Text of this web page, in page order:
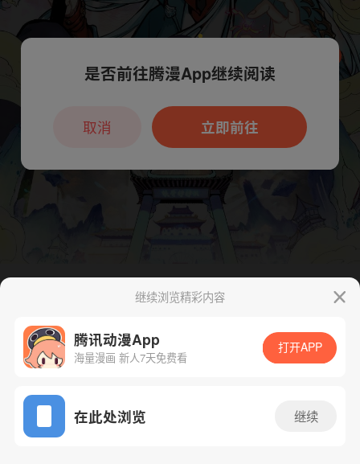
App免费看
腾漫App免费看
继续浏览精彩内容
腾讯动漫App
海量漫画 新人7天免费看
打开APP
在此处浏览 继续
本章节仅支持App阅读，可打开App新用
户7天免费看
是否前往腾漫App继续阅读
立即前往
取消